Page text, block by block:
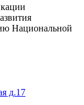
Национальной
д.17